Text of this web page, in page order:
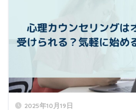
2025年10月19日